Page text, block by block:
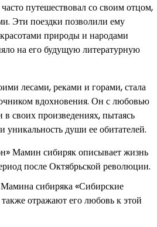
путешествовал со своим отцом,
Эти поездки позволили ему
природы и народами
на его будущую литературную
лесами, реками и горами, стала
вдохновения. Он с любовью
своих произведениях, пытаясь
уникальность души ее обитателей.
Мамин сибиряк описывает жизнь
после Октябрьской революции.
сибиряка «Сибирские
отражают его любовь к этой